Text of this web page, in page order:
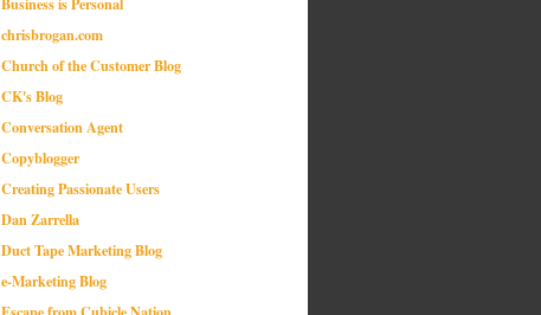
chrisbrogan.com
Church of the Customer Blog
CK's Blog
Conversation Agent
Copyblogger
Creating Passionate Users
Dan Zarrella
Duct Tape Marketing Blog
e-Marketing Blog